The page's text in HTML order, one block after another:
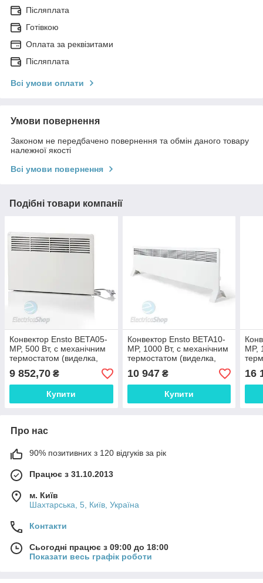
Післяплата
Готівкою
Оплата за реквізитами
Післяплата
Всі умови оплати
Умови повернення
Законом не передбачено повернення та обмін даного товару
належної якості
Всі умови повернення
Подібні товари компанії
Конвектор Ensto BETA05-
MP, 500 Вт, c механічним
термостатом (виделка,
ніжки в комплекті)
9 852,70 ₴
Купити
Конвектор Ensto BETA10-
MP, 1000 Вт, c механічним
термостатом (виделка,
ніжки в комплекті)
10 947₴
Купити
MP,
16
Про нас
90% позитивних з 120 відгуків за рік
Працює з 31.10.2013
м. Київ
Шахтарська, 5, Київ, Україна
Контакти
Сьогодні працює з 09:00 до 18:00
Показати весь графік роботи